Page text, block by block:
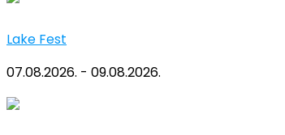
Lake Fest
07.08.2026. - 09.08.2026.